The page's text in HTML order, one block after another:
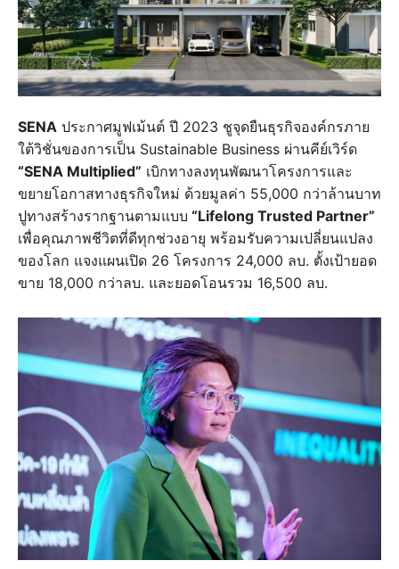
SENA ประกาศมูฟเม้นต์ ปี 2023 ชูจุดยืนธุรกิจองค์กรภาย
ใต้วิชั่นของการเป็น Sustainable Business ผ่านคีย์เวิร์ด
“SENA Multiplied” เบิกทางลงทุนพัฒนาโครงการและ
ขยายโอกาสทางธุรกิจใหม่ ด้วยมูลค่า 55,000 กว่าล้านบาท
ปูทางสร้างรากฐานตามแบบ “Lifelong Trusted Partner”
เพื่อคุณภาพชีวิตที่ดีทุกช่วงอายุ พร้อมรับความเปลี่ยนแปลง
ของโลก แจงแผนเปิด 26 โครงการ 24,000 ลบ. ตั้งเป้ายอด
ขาย 18,000 กว่าลบ. และยอดโอนรวม 16,500 ลบ.